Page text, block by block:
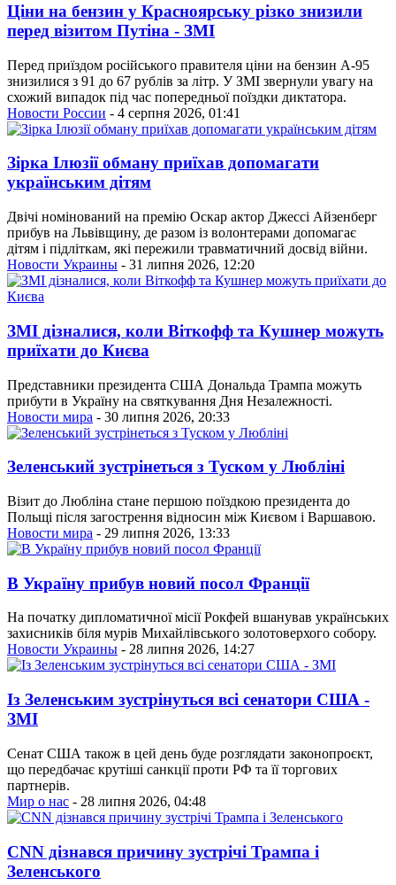
Ціни на бензин у Красноярську різко знизили
перед візитом Путіна - ЗМІ
Перед приїздом російського правителя ціни на бензин А-95
знизилися з 91 до 67 рублів за літр. У ЗМІ звернули увагу на
схожий випадок під час попередньої поїздки диктатора.
Новости России - 4 серпня 2026, 01:41
Зірка Ілюзії обману приїхав допомагати
українським дітям
Двічі номінований на премію Оскар актор Джессі Айзенберг
прибув на Львівщину, де разом із волонтерами допомагає
дітям і підліткам, які пережили травматичний досвід війни.
Новости Украины - 31 липня 2026, 12:20
ЗМІ дізналися, коли Віткофф та Кушнер можуть
приїхати до Києва
Представники президента США Дональда Трампа можуть
прибути в Україну на святкування Дня Незалежності.
Новости мира - 30 липня 2026, 20:33
Зеленський зустрінеться з Туском у Любліні
Візит до Любліна стане першою поїздкою президента до
Польщі після загострення відносин між Києвом і Варшавою.
Новости мира - 29 липня 2026, 13:33
В Україну прибув новий посол Франції
На початку дипломатичної місії Рокфей вшанував українських
захисників біля мурів Михайлівського золотоверхого собору.
Новости Украины - 28 липня 2026, 14:27
Із Зеленським зустрінуться всі сенатори США -
ЗМІ
Сенат США також в цей день буде розглядати законопроєкт,
що передбачає крутіші санкції проти РФ та її торгових
партнерів.
Мир о нас - 28 липня 2026, 04:48
CNN дізнався причину зустрічі Трампа і
Зеленського